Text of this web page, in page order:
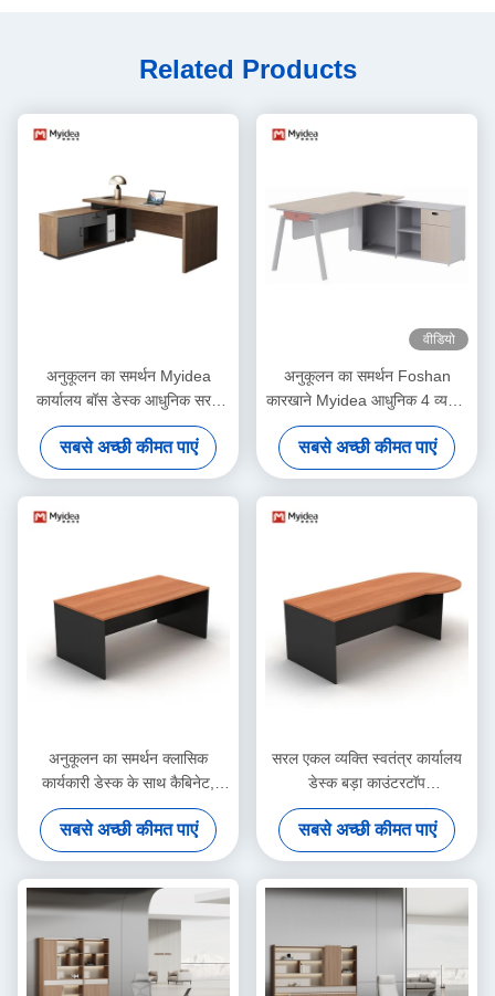
Related Products
अनुकूलन का समर्थन Myidea
कार्यालय बॉस डेस्क आधुनिक सरल
फर्नीचर उप कैबिनेट के साथ एकल
व्यक्ति
सबसे अच्छी कीमत पाएं
वीडियो
अनुकूलन का समर्थन Foshan
कारखाने Myidea आधुनिक 4 व्यक्ति
कार्यालय फर्नीचर धातु पैर के साथ
कार्यक्षेत्र मेज, कर्मचारी कार्यकारी
आधुनिक कार्यालय कार्यक्षेत्र डेस्क
सबसे अच्छी कीमत पाएं
अनुकूलन का समर्थन क्लासिक
कार्यकारी डेस्क के साथ कैबिनेट,
दराज, फ़ाइल और डेटा भंडारण, कंपनी
कंप्यूटर, कार्यालय डेस्क, प्रबंधक
डेस्क
सबसे अच्छी कीमत पाएं
सरल एकल व्यक्ति स्वतंत्र कार्यालय
डेस्क बड़ा काउंटरटॉप
W1600*D800*H750 MFC
लकड़ी शैली कार्यालय फर्नीचर
पर्यवेक्षक डेस्क
सबसे अच्छी कीमत पाएं